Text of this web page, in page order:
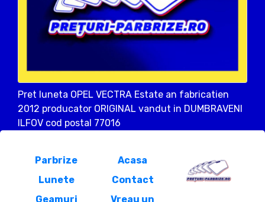
Pret luneta OPEL VECTRA Estate an fabricatien
2012 producator ORIGINAL vandut in DUMBRAVENI
ILFOV cod postal 77016
Parbrize
Lunete
Geamuri
Acasa
Contact
Vreau un